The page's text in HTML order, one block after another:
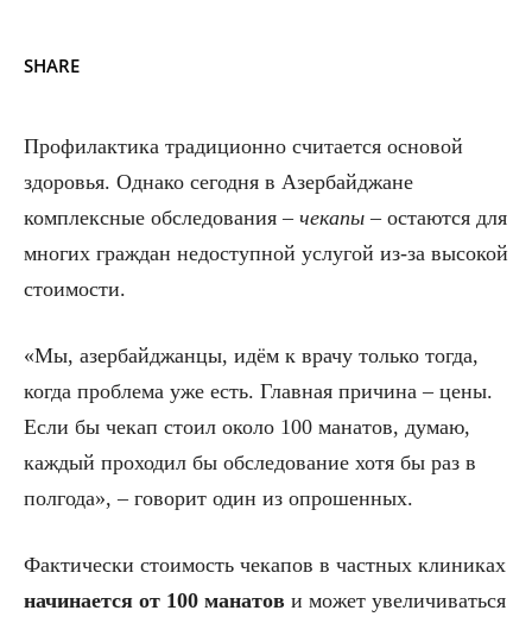
SHARE
Профилактика традиционно считается основой
здоровья. Однако сегодня в Азербайджане
комплексные обследования – чекапы – остаются для
многих граждан недоступной услугой из-за высокой
стоимости.
«Мы, азербайджанцы, идём к врачу только тогда,
когда проблема уже есть. Главная причина – цены.
Если бы чекап стоил около 100 манатов, думаю,
каждый проходил бы обследование хотя бы раз в
полгода», – говорит один из опрошенных.
Фактически стоимость чекапов в частных клиниках
начинается от 100 манатов и может увеличиваться